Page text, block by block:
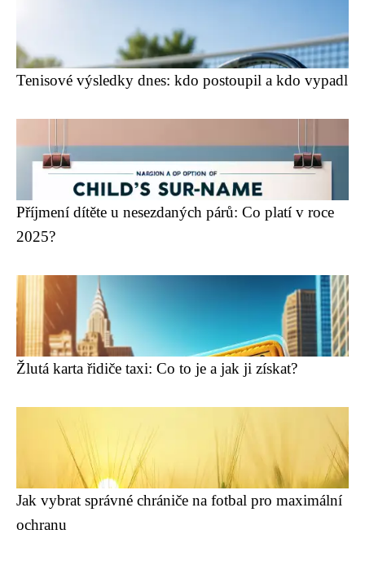
Tenisové výsledky dnes: kdo postoupil a kdo vypadl
Příjmení dítěte u nesezdaných párů: Co platí v roce
2025?
Žlutá karta řidiče taxi: Co to je a jak ji získat?
Jak vybrat správné chrániče na fotbal pro maximální
ochranu